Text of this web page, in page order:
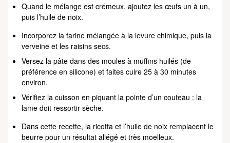
Quand le mélange est crémeux, ajoutez les œufs un à un,
puis l’huile de noix.
Incorporez la farine mélangée à la levure chimique, puis la
verveine et les raisins secs.
Versez la pâte dans des moules à muffins huilés (de
préférence en silicone) et faites cuire 25 à 30 minutes
environ.
Vérifiez la cuisson en piquant la pointe d’un couteau : la
lame doit ressortir sèche.
Dans cette recette, la ricotta et l’huile de noix remplacent le
beurre pour un résultat allégé et très moelleux.